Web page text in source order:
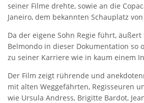
seiner Filme drehte, sowie an die
Janeiro, dem bekannten Schauplatz
Da der eigene Sohn Regie führt, äußert
Belmondo in dieser Dokumentation so
zu seiner Karriere wie in kaum einem
Der Film zeigt rührende und
mit alten Weggefährten, Regisseuren
wie Ursula Andress, Brigitte Bardot,